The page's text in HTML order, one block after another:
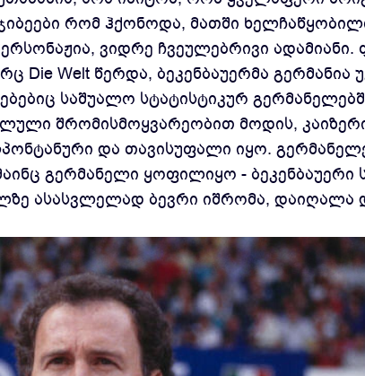
რომ ჰქონოდა, მათში
ვიდრე ჩვეულებრივი
Welt წერდა, ბეკენბაუერმა გერმანია
საშუალო სტატისტიკურ
შრომისმოყვარეობით მოდის,
და თავისუფალი იყო.
გერმანელი ყოფილიყო -
ასასვლელად ბევრი იშრომა, დაიღალა